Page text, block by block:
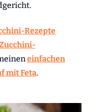
Rezepte
einfachen
mit Feta.